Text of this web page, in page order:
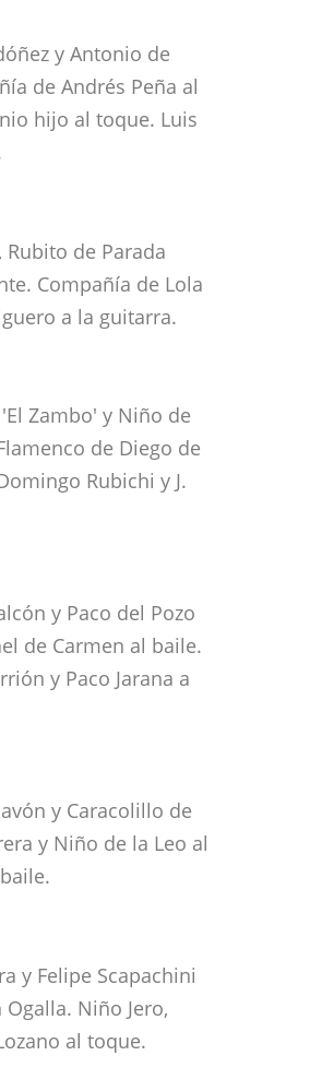
y Antonio de
de Andrés Peña al
hijo al toque. Luis
Rubito de Parada
Compañía de Lola
a la guitarra.
Zambo' y Niño de
de Diego de
Rubichi y J.
y Paco del Pozo
de Carmen al baile.
y Paco Jarana a
y Caracolillo de
y Niño de la Leo al
y Felipe Scapachini
Niño Jero,
al toque.